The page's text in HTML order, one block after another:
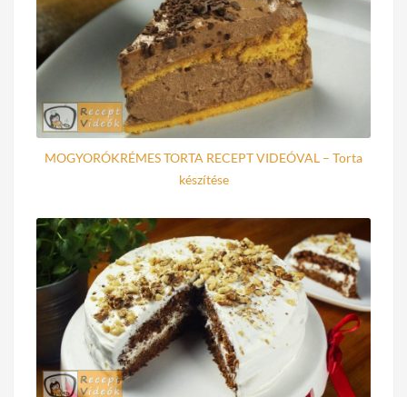
MOGYORÓKRÉMES TORTA RECEPT VIDEÓVAL – Torta
készítése